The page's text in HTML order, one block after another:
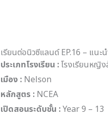
เรียนต่อนิวซีแลนด์ EP.16 – แน
ประเภทโรงเรียน :โรงเรียนหญิง
เมือง : Nelson
หลักสูตร : NCEA
เปิดสอนระดับชั้น :Year 9 – 13